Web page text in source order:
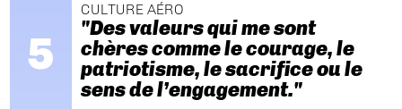
CULTURE AÉRO
"Des valeurs qui me sont
chères comme le courage, le
patriotisme, le sacrifice ou le
sens de l’engagement."